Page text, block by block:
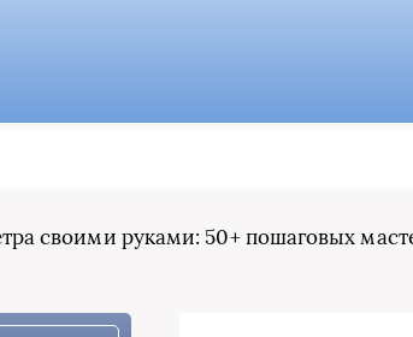
своими руками: 50+ пошаговых